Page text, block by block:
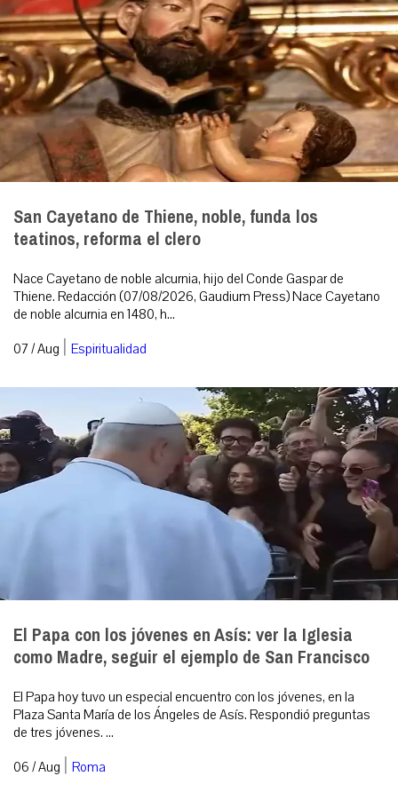
San Cayetano de Thiene, noble, funda los
teatinos, reforma el clero
Nace Cayetano de noble alcurnia, hijo del Conde Gaspar de
Thiene. Redacción (07/08/2026, Gaudium Press) Nace Cayetano
de noble alcurnia en 1480, h...
07 / Aug | Espiritualidad
El Papa con los jóvenes en Asís: ver la Iglesia
como Madre, seguir el ejemplo de San Francisco
El Papa hoy tuvo un especial encuentro con los jóvenes, en la
Plaza Santa María de los Ángeles de Asís. Respondió preguntas
de tres jóvenes. ...
06 / Aug | Roma